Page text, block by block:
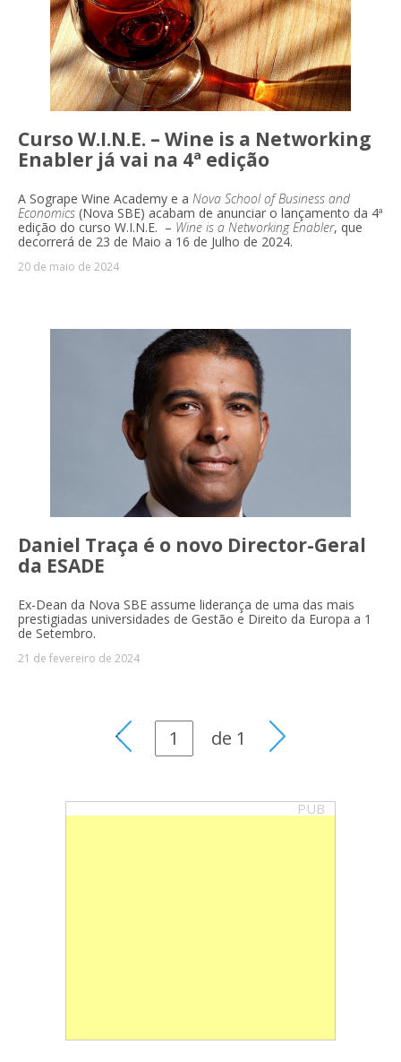
Curso W.I.N.E. – Wine is a Networking
Enabler já vai na 4ª edição
A Sogrape Wine Academy e a Nova School of Business and
Economics (Nova SBE) acabam de anunciar o lançamento da 4ª
edição do curso W.I.N.E. – Wine is a Networking Enabler, que
decorrerá de 23 de Maio a 16 de Julho de 2024.
20 de maio de 2024
Daniel Traça é o novo Director-Geral
da ESADE
Ex-Dean da Nova SBE assume liderança de uma das mais
prestigiadas universidades de Gestão e Direito da Europa a 1
de Setembro.
21 de fevereiro de 2024
de 1
PUB